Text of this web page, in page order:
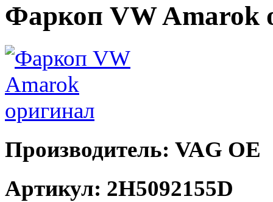
Фаркоп VW Amarok
Производитель: VAG OE
Артикул: 2H5092155D